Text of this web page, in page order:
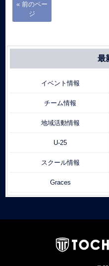
« 前のペー
ジ
最
イベント情報
チーム情報
地域活動情報
U-25
スクール情報
Graces